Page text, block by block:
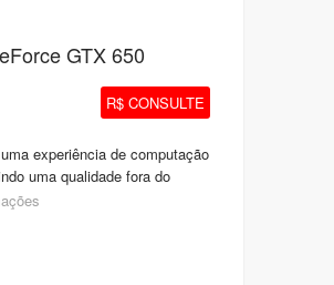
GTX 650
R$ CONSULTE
experiência de computação
uma qualidade fora do